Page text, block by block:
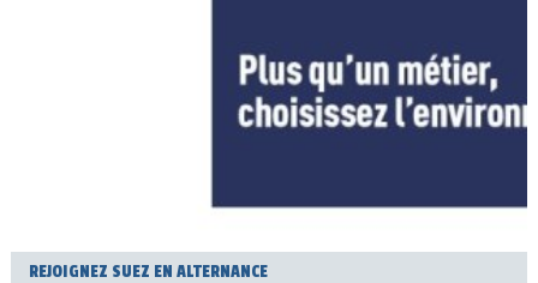
REJOIGNEZ SUEZ EN ALTERNANCE